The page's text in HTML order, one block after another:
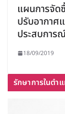
แผนการจัด
ปรับอากาศ
ประสบการ
18/09/2019
รักษาการในตำ